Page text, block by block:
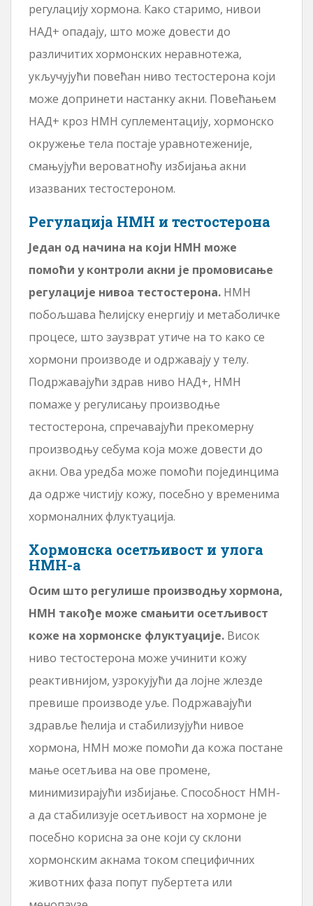
регулацију хормона. Како старимо, нивои
НАД+ опадају, што може довести до
различитих хормонских неравнотежа,
укључујући повећан ниво тестостерона који
може допринети настанку акни. Повећањем
НАД+ кроз НМН суплементацију, хормонско
окружење тела постаје уравнотеженије,
смањујући вероватноћу избијања акни
изазваних тестостероном.
Регулација НМН и тестостерона
Један од начина на који НМН може
помоћи у контроли акни је промовисање
регулације нивоа тестостерона. НМН
побољшава ћелијску енергију и метаболичке
процесе, што заузврат утиче на то како се
хормони производе и одржавају у телу.
Подржавајући здрав ниво НАД+, НМН
помаже у регулисању производње
тестостерона, спречавајући прекомерну
производњу себума која може довести до
акни. Ова уредба може помоћи појединцима
да одрже чистију кожу, посебно у временима
хормоналних флуктуација.
Хормонска осетљивост и улога
НМН-а
Осим што регулише производњу хормона,
НМН такође може смањити осетљивост
коже на хормонске флуктуације. Висок
ниво тестостерона може учинити кожу
реактивнијом, узрокујући да лојне жлезде
превише производе уље. Подржавајући
здравље ћелија и стабилизујући нивое
хормона, НМН може помоћи да кожа постане
мање осетљива на ове промене,
минимизирајући избијање. Способност НМН-
а да стабилизује осетљивост на хормоне је
посебно корисна за оне који су склони
хормонским акнама током специфичних
животних фаза попут пубертета или